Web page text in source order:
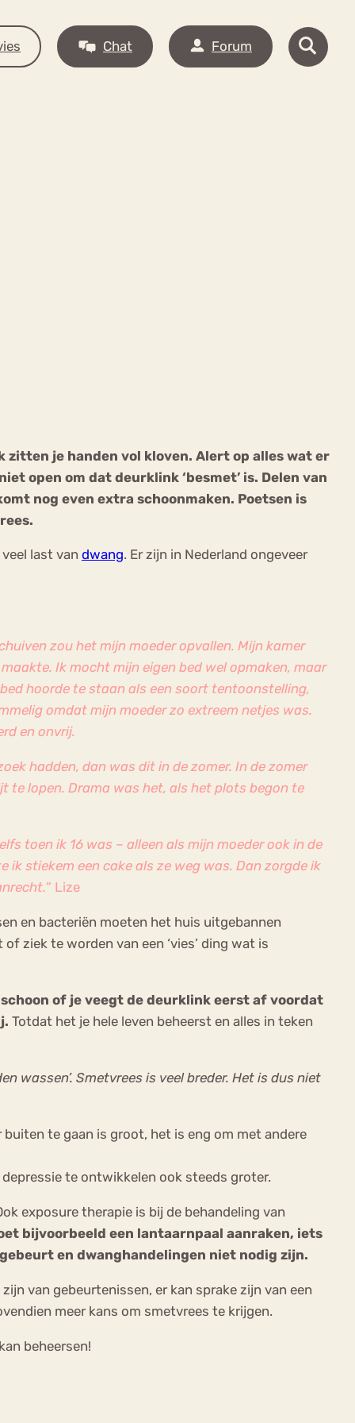
Chat Forum
je handen vol kloven. Alert op alles wat er
open om dat deurklink ‘besmet’ is. Delen van
nog even extra schoonmaken. Poetsen is
last van dwang. Er zijn in Nederland ongeveer
zou het mijn moeder opvallen. Mijn kamer
Ik mocht mijn eigen bed wel opmaken, maar
hoorde te staan als een soort tentoonstelling,
omdat mijn moeder zo extreem netjes was.
en onvrij.
hadden, dan was dit in de zomer. In de zomer
te lopen. Drama was het, als het plots begon te
toen ik 16 was – alleen als mijn moeder ook in de
stiekem een cake als ze weg was. Dan zorgde ik
“ Lize
en bacteriën moeten het huis uitgebannen
ziek te worden van een ‘vies’ ding wat is
of je veegt de deurklink eerst af voordat
Totdat het je hele leven beheerst en alles in teken
wassen’. Smetvrees is veel breder. Het is dus niet
te gaan is groot, het is eng om met andere
te ontwikkelen ook steeds groter.
exposure therapie is bij de behandeling van
bijvoorbeeld een lantaarnpaal aanraken, iets
en dwanghandelingen niet nodig zijn.
van gebeurtenissen, er kan sprake zijn van een
meer kans om smetvrees te krijgen.
beheersen!
Sport Trauma